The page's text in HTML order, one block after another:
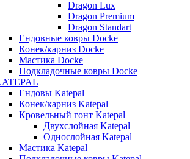
Dragon Lux
Dragon Premium
Dragon Standart
Ендовные ковры Docke
Конек/карниз Docke
Мастика Docke
Подкладочные ковры Docke
Ендовы Katepal
Конек/карниз Katepal
Кровельный гонт Katepal
Двухслойная Katepal
Однослойная Katepal
Мастика Katepal